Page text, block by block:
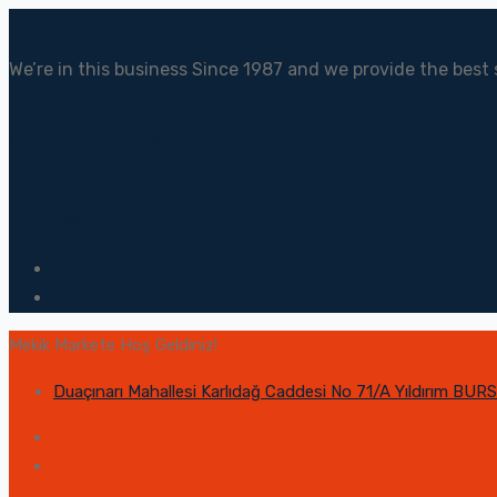
We’re in this business Since 1987 and we provide the best
Mekik Markete Hoş Geldiniz!
Duaçınarı Mahallesi Karlıdağ Caddesi No 71/A Yıldırım